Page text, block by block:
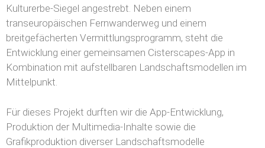
Kulturerbe-Siegel angestrebt. Neben einem
transeuropäischen Fernwanderweg und einem
breitgefächerten Vermittlungsprogramm, steht die
Entwicklung einer gemeinsamen Cisterscapes-App in
Kombination mit aufstellbaren Landschaftsmodellen im
Mittelpunkt.
Für dieses Projekt durften wir die App-Entwicklung,
Produktion der Multimedia-Inhalte sowie die
Grafikproduktion diverser Landschaftsmodelle